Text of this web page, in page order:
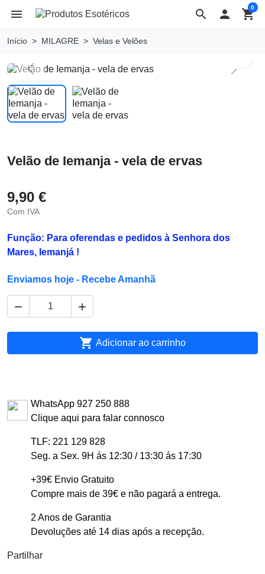
search
menu  shopping_cart
0
Início MILAGRE Velas e Velões
Previous Next
Velão de Iemanja - vela de ervas
9,90 €
Com IVA
Função: Para oferendas e pedidos à Senhora dos
Mares, Iemanjá !
Enviamos hoje - Recebe Amanhã
 
 Adicionar ao carrinho
WhatsApp 927 250 888
Clique aqui para falar connosco
TLF: 221 129 828
Seg. a Sex. 9H ás 12:30 / 13:30 ás 17:30
+39€ Envio Gratuito
Compre mais de 39€ e não pagará a entrega.
2 Anos de Garantia
Devoluções até 14 dias após a recepção.
Partilhar